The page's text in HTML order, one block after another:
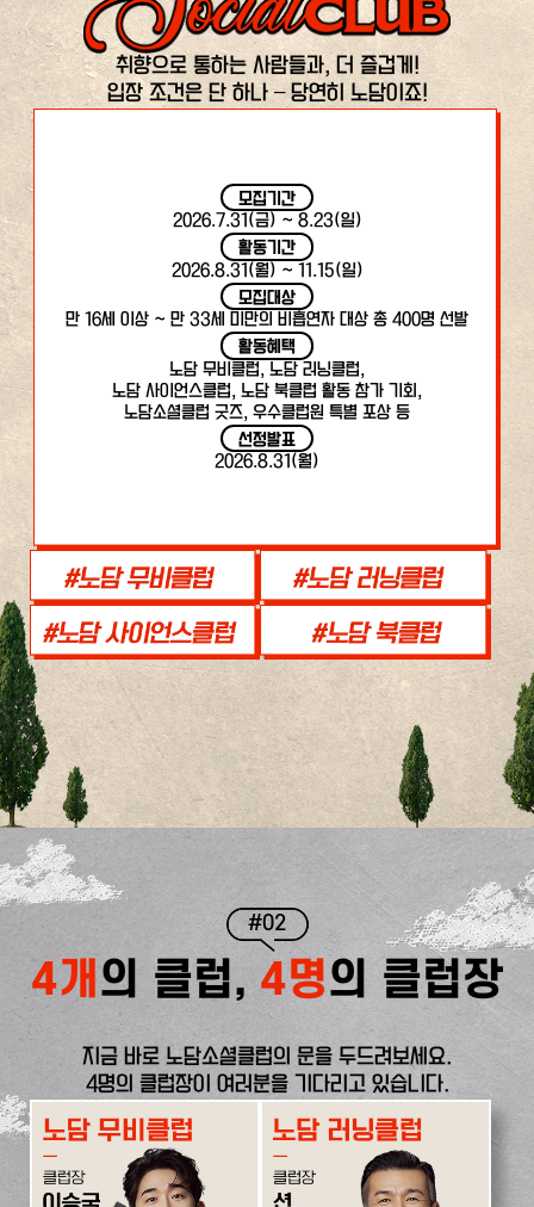
취향으로 통하는 사람들과, 더 즐겁게!
입장 조건은 단 하나 – 당연히 노담이죠!
모집기간
2026.7.31(금) ~ 8.23(일)
활동기간
2026.8.31(월) ~ 11.15(일)
모집대상
만 16세 이상 ~ 만 33세 미만의 비흡연자 대상 총 400명 선발
활동혜택
노담 무비클럽, 노담 러닝클럽,
노담 사이언스클럽, 노담 북클럽 활동 참가 기회,
노담소셜클럽 굿즈, 우수클럽원 특별 포상 등
선정발표
2026.8.31(월)
#02
4개 의 클럽, 4명의 클럽장
지금 바로 노담소셜클럽의 문을 두드려보세요.
4명의 클럽장이 여러분을 기다리고 있습니다.